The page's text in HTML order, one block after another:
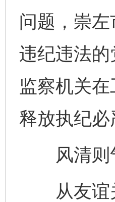
问题，崇
违纪违法
监察机关
释放执纪
风清则气
从友谊关